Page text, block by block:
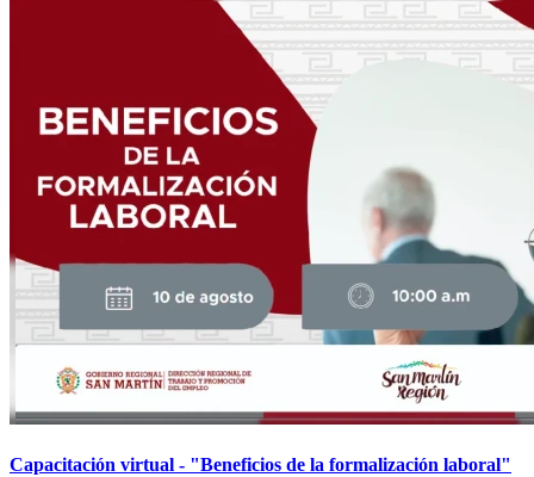
Capacitación virtual - "Beneficios de la formalización laboral"